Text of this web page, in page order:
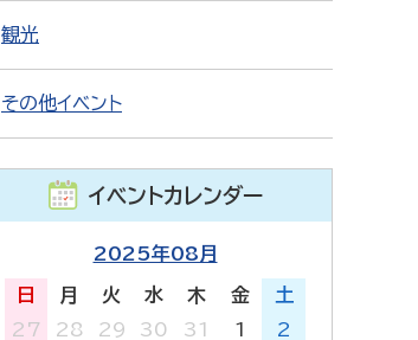
観光
その他イベント
イベントカレンダー
2025年08月
日 月 火 水 木 金
土
27
28 29 30 31 1
2